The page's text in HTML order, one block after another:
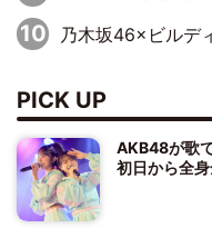
乃木坂46×ビルディバイドTCG
PICK UP
AKB48が歌
初日から全